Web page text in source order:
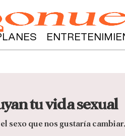
tu vida sexual
sexo que nos gustaría